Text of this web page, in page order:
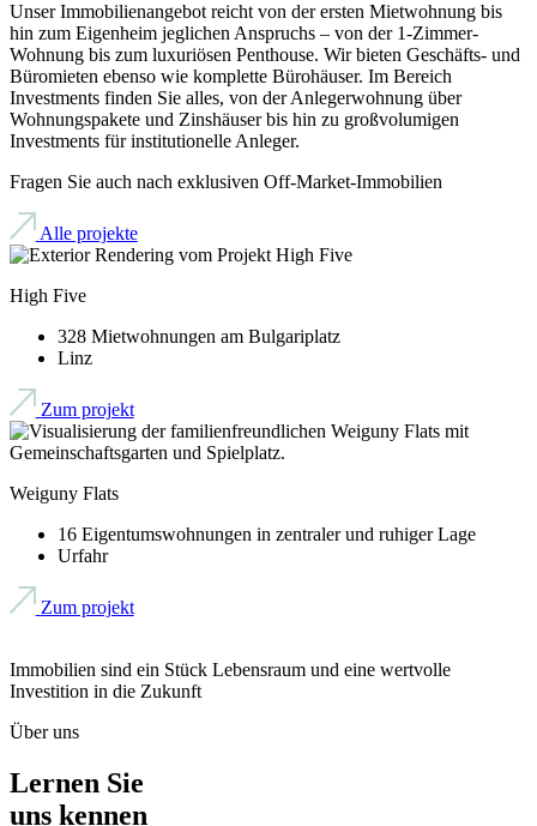
Unser Immobilienangebot reicht von der ersten Mietwohnung bis
hin zum Eigenheim jeglichen Anspruchs – von der 1-Zimmer-
Wohnung bis zum luxuriösen Penthouse. Wir bieten Geschäfts- und
Büromieten ebenso wie komplette Bürohäuser. Im Bereich
Investments finden Sie alles, von der Anlegerwohnung über
Wohnungspakete und Zinshäuser bis hin zu großvolumigen
Investments für institutionelle Anleger.
Fragen Sie auch nach exklusiven Off-Market-Immobilien
Alle projekte
High Five
328 Mietwohnungen am Bulgariplatz
Linz
Zum projekt
Weiguny Flats
16 Eigentumswohnungen in zentraler und ruhiger Lage
Urfahr
Zum projekt
Immobilien sind ein Stück Lebensraum und eine wertvolle
Investition in die Zukunft
Über uns
Lernen Sie
uns kennen